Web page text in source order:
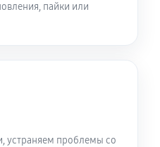
пайки или
устраняем проблемы со